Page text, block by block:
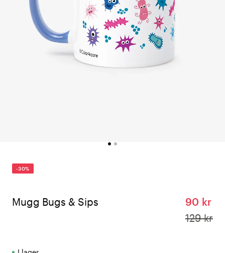
-30%
Mugg Bugs & Sips​
90 kr
129 kr